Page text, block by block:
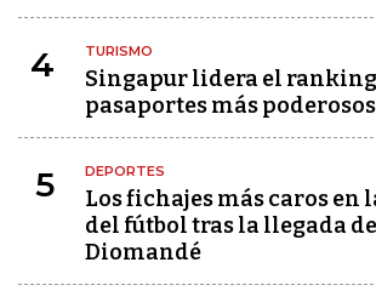
4 TURISMO
Singapur lidera el
pasaportes más
5 DEPORTES
Los fichajes más caros en
del fútbol tras la llegada
Diomandé